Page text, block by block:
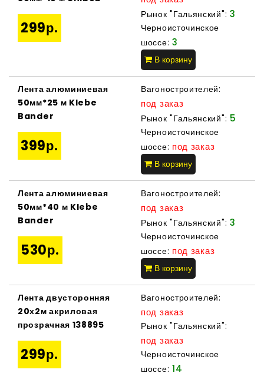
299р.
Рынок "Гальянский": 3
Черноисточинское
шоссе: 3
В корзину
Лента алюминиевая
50мм*25 м Klebe
Bander
399р.
Вагоностроителей:
под заказ
Рынок "Гальянский": 5
Черноисточинское
шоссе: под заказ
В корзину
Лента алюминиевая
50мм*40 м Klebe
Bander
530р.
Вагоностроителей:
под заказ
Рынок "Гальянский": 3
Черноисточинское
шоссе: под заказ
В корзину
Лента двусторонняя
20х2м акриловая
прозрачная 138895
299р.
Вагоностроителей:
под заказ
Рынок "Гальянский":
под заказ
Черноисточинское
шоссе: 14